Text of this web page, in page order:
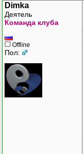
Dimka
Деятель
Команда клуба
Offline
Пол: